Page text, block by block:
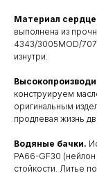
Материал
выполнена из
4343/3005MOD/
изнутри.
конструируем
оригинальным
продлевая жизнь
Водяные бачки.
PA66-GF30 (нейлон
стойкости. Литье